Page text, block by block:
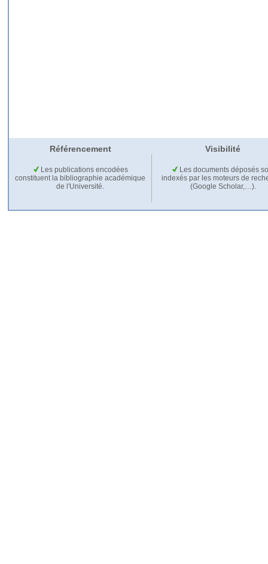
Référencement Visibilité
Les publications encodées
constituent la bibliographie académique
de l'Université.
Les documents déposés
indexés par les moteurs de
(Google Scholar,…).